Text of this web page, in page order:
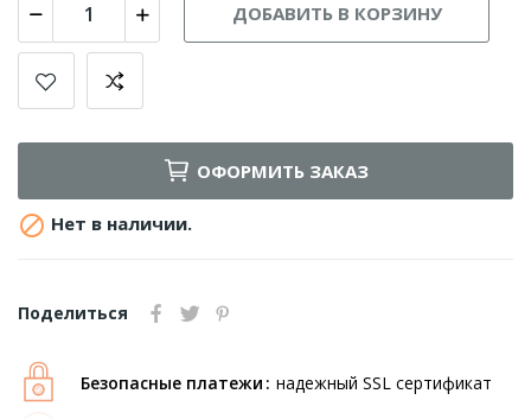
ДОБАВИТЬ В КОРЗИНУ
ОФОРМИТЬ ЗАКАЗ
 Нет в наличии.
Поделиться
Безопасные платежи надежный SSL сертификат